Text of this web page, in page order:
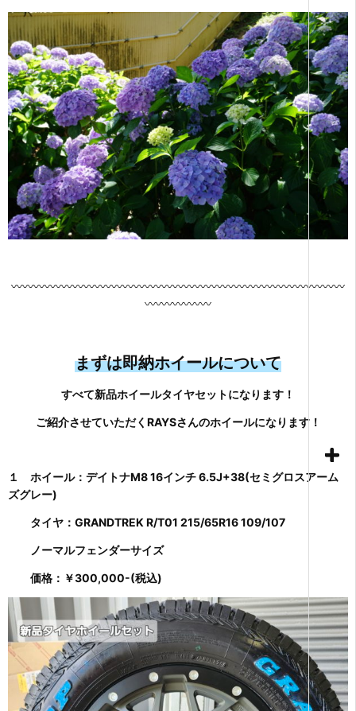
〰〰〰〰〰〰〰〰〰〰〰〰〰〰〰〰〰〰〰〰〰〰〰〰〰〰〰〰〰〰
〰〰〰〰〰〰
まずは即納ホイールについて
すべて新品ホイールタイヤセットになります！
ご紹介させていただくRAYSさんのホイールになります！
１ ホイール：デイトナM8 16インチ 6.5J+38(セミグロスアーム
ズグレー)
タイヤ：GRANDTREK R/T01 215/65R16 109/107
ノーマルフェンダーサイズ
価格：￥300,000-(税込)